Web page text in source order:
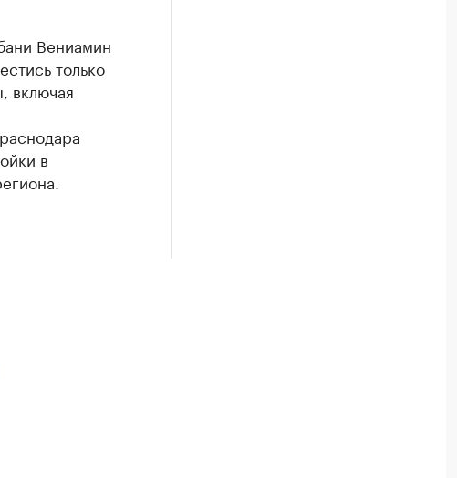
Вениамин
только
включая
в